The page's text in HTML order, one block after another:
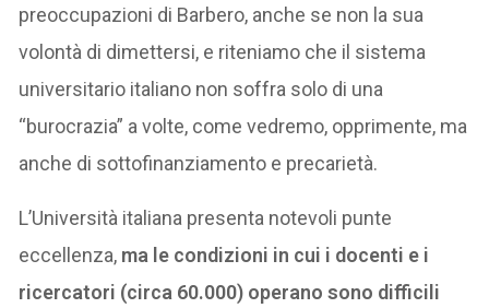
preoccupazioni di Barbero, anche se non la sua
volontà di dimettersi, e riteniamo che il sistema
universitario italiano non soffra solo di una
“burocrazia” a volte, come vedremo, opprimente, ma
anche di sottofinanziamento e precarietà.
L’Università italiana presenta notevoli punte
eccellenza, ma le condizioni in cui i docenti e i
ricercatori (circa 60.000) operano sono difficili